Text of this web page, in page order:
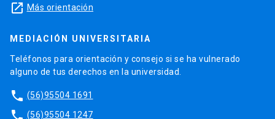
launch Más orientación
MEDIACIÓN UNIVERSITARIA
Teléfonos para orientación y consejo si se ha vulnerado
alguno de tus derechos en la universidad.
phone (56)95504 1691
phone (56)95504 1247